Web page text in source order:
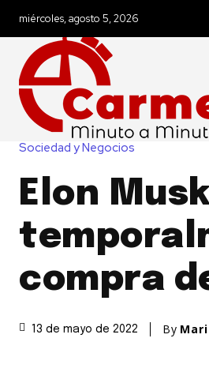
miércoles, agosto 5, 2026
Sociedad y Negocios
Elon
compra
13 de mayo de 2022 By